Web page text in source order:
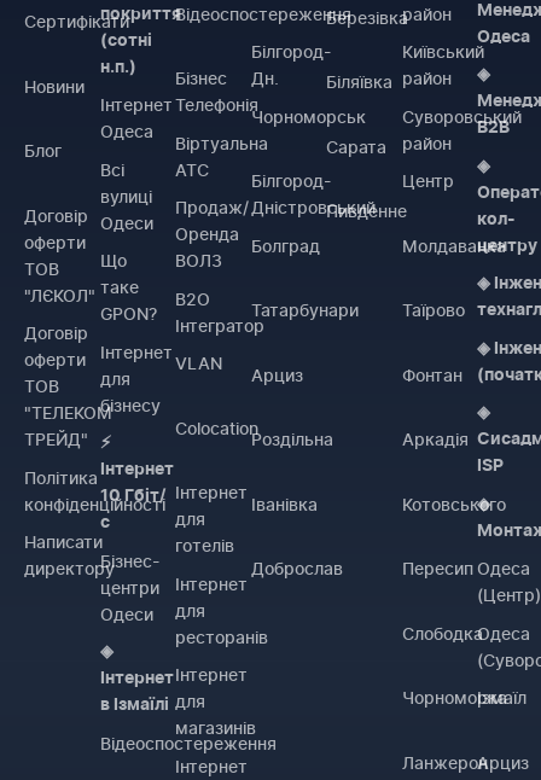
Сертифікати
Новини
Блог
Договiр
оферти
ТОВ
"ЛЄКОЛ"
Договiр
оферти
ТОВ
"ТЕЛЕКОМ
ТРЕЙД"
Політика
конфіденційності
Написати
директору
покриття
(сотні
н.п.)
Інтернет
Одеса
Всі
вулиці
Одеси
Що
таке
GPON?
Інтернет
для
бізнесу
⚡
Інтернет
10 Гбіт/
с
Бізнес-
центри
Одеси
◈
Інтернет
в Ізмаїлі
Відеоспостереження
Відеоспостереження
Бізнес
Телефонія
Віртуальна
АТС
Продаж/
Оренда
ВОЛЗ
B2O
Інтегратор
VLAN
Colocation
Інтернет
для
готелів
Інтернет
для
ресторанів
Інтернет
для
магазинів
Інтернет
Білгород-
Дн.
Чорноморськ
Білгород-
Дністровський
Болград
Татарбунари
Арциз
Роздільна
Іванівка
Доброслав
Березівка
Біляївка
Сарата
Пивденне
район
Київський
район
Суворовський
район
Центр
Молдаванка
Таїрово
Фонтан
Аркадія
Котовського
Пересип
Слободка
Чорноморка
Ланжерон
Одеса
◈
B2B
◈
кол-
центру
◈
◈
◈
ISP
◈
Одеса
(Центр)
Одеса
Ізмаїл
Арциз